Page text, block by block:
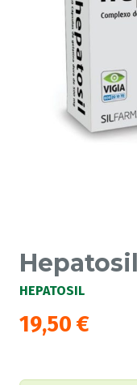
HEPATOSIL
19,50 €